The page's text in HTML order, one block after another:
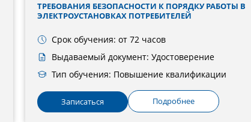
ТРЕБОВАНИЯ БЕЗОПАСНОСТИ К ПОРЯДКУ РАБОТЫ В
ЭЛЕКТРОУСТАНОВКАХ ПОТРЕБИТЕЛЕЙ
Срок обучения: от 72 часов
Выдаваемый документ: Удостоверение
Тип обучения: Повышение квалификации
Записаться Подробнее